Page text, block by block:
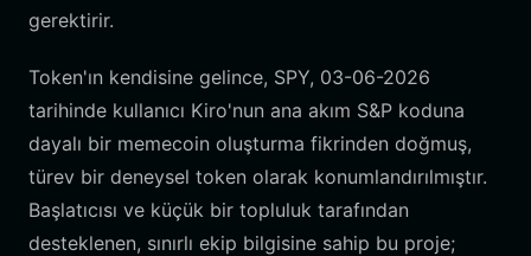
gerektirir.
Token'ın kendisine gelince, SPY, 03-06-2026
tarihinde kullanıcı Kiro'nun ana akım S&P koduna
dayalı bir memecoin oluşturma fikrinden doğmuş,
türev bir deneysel token olarak konumlandırılmıştır.
Başlatıcısı ve küçük bir topluluk tarafından
desteklenen, sınırlı ekip bilgisine sahip bu proje;